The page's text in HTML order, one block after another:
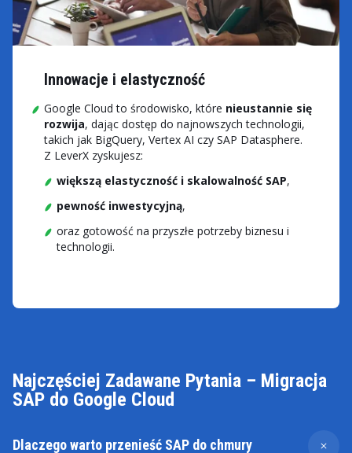
Innowacje i elastyczność
Google Cloud to środowisko, które nieustannie się
rozwija, dając dostęp do najnowszych technologii,
takich jak BigQuery, Vertex AI czy SAP Datasphere.
Z LeverX zyskujesz:
większą elastyczność i skalowalność SAP,
pewność inwestycyjną,
oraz gotowość na przyszłe potrzeby biznesu i
technologii.
Najczęściej Zadawane Pytania – Migracja
SAP do Google Cloud
Dlaczego warto przenieść SAP do chmury